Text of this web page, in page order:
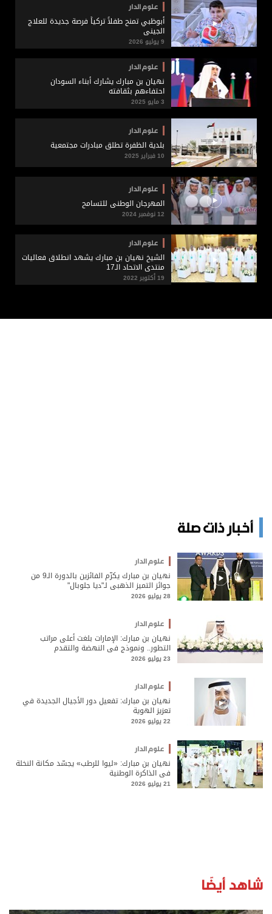
علوم الدار
أبوظبي تمنح طفلاً تركياً فرصة جديدة للعلاج
الجيني
9 يوليو 2026
علوم الدار
نهيان بن مبارك يشارك أبناء السودان
احتفاءهم بثقافته
3 مايو 2025
علوم الدار
بلدية الظفرة تطلق مبادرات مجتمعية
10 فبراير 2025
علوم الدار
المهرجان الوطني للتسامح
12 نوفمبر 2024
علوم الدار
الشيخ نهيان بن مبارك يشهد انطلاق فعاليات
منتدى الاتحاد الـ17
19 أكتوبر 2022
أخبار ذات صلة
علوم الدار
نهيان بن مبارك يكرّم الفائزين بالدورة الـ9 من
جوائز التميز الذهبي لـ"ديا جلوبال"
28 يوليو 2026
علوم الدار
نهيان بن مبارك: الإمارات بلغت أعلى مراتب
التطور.. ونموذج في النهضة والتقدم
23 يوليو 2026
علوم الدار
نهيان بن مبارك: تفعيل دور الأجيال الجديدة في
تعزيز الهوية
22 يوليو 2026
علوم الدار
نهيان بن مبارك: «ليوا للرطب» يجسّد مكانة النخلة
في الذاكرة الوطنية
21 يوليو 2026
شاهد أيضًا